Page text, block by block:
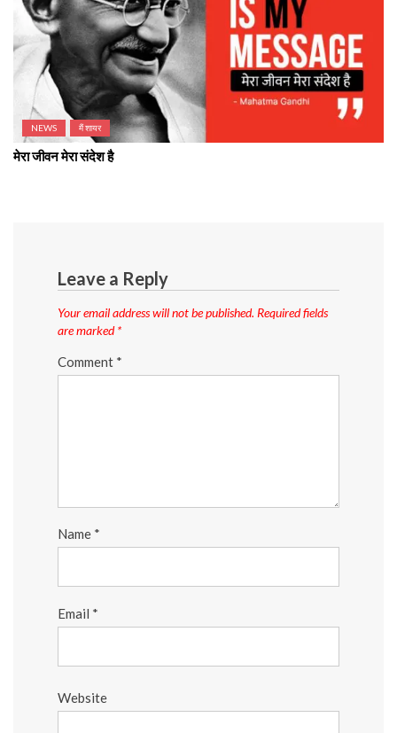
NEWS मैं शायर
मेरा जीवन मेरा संदेश है
Leave a Reply
Your email address will not be published. Required fields
are marked*
Comment *
Name *
Email *
Website